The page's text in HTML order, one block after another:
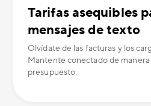
Tarifas asequibles
mensajes de texto
Olvídate de las facturas y los
Mantente conectado de
presupuesto.